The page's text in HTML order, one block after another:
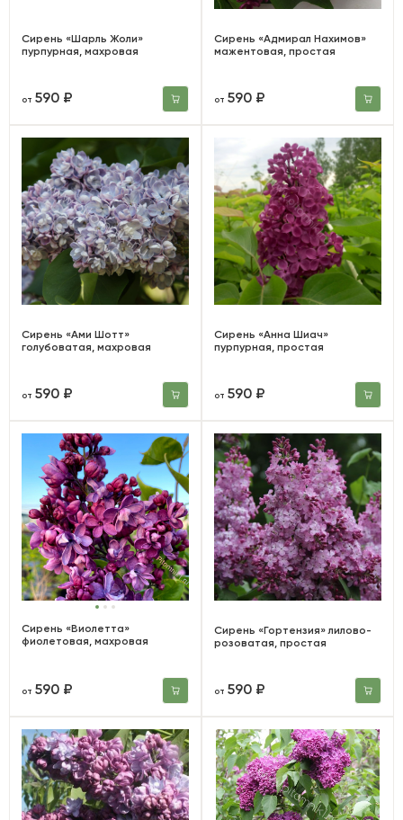
Сирень «Шарль Жоли»
пурпурная, махровая
от590 ₽
Сирень «Адмирал Нахимов»
мажентовая, простая
от590 ₽
Сирень «Ами Шотт»
голубоватая, махровая
от590 ₽
Сирень «Анна Шиач»
пурпурная, простая
от590 ₽
Сирень «Виолетта»
фиолетовая, махровая
от590 ₽
Сирень «Гортензия» лилово-
розоватая, простая
от590 ₽